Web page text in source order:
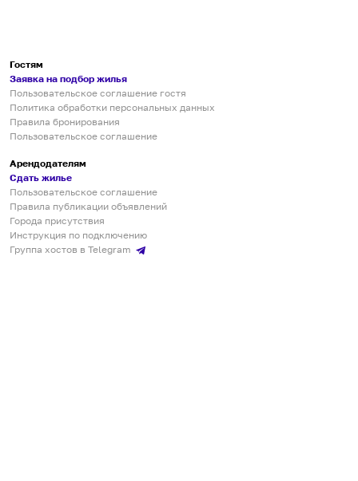
Гостям
Заявка на подбор жилья
Пользовательское соглашение гостя
Политика обработки персональных данных
Правила бронирования
Пользовательское соглашение
Арендодателям
Сдать жилье
Пользовательское соглашение
Правила публикации объявлений
Города присутствия
Инструкция по подключению
Группа хостов в Telegram